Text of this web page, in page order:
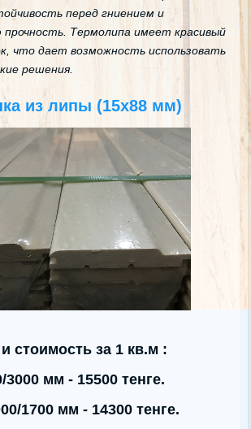
перед гниением и
прочность. Термолипа имеет красивый
что дает возможность использовать
решения.
из липы (15х88 мм)
стоимость за 1 кв.м :
мм - 15500 тенге.
1700 мм - 14300 тенге.